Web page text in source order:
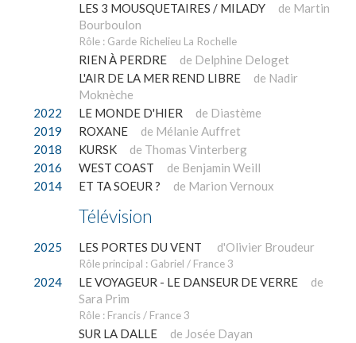
LES 3 MOUSQUETAIRES / MILADY
de Martin
Bourboulon
Rôle : Garde Richelieu La Rochelle
RIEN À PERDRE
de Delphine Deloget
L'AIR DE LA MER REND LIBRE
de Nadir
Moknèche
2022
LE MONDE D'HIER
de Diastème
2019
ROXANE
de Mélanie Auffret
2018
KURSK
de Thomas Vinterberg
2016
WEST COAST
de Benjamin Weill
2014
ET TA SOEUR ? de Marion Vernoux
Télévision
2025 LES PORTES DU VENT d'Olivier Broudeur
Rôle principal : Gabriel / France 3
2024 LE VOYAGEUR - LE DANSEUR DE VERRE
de
Sara Prim
Rôle : Francis / France 3
SUR LA DALLE de Josée Dayan